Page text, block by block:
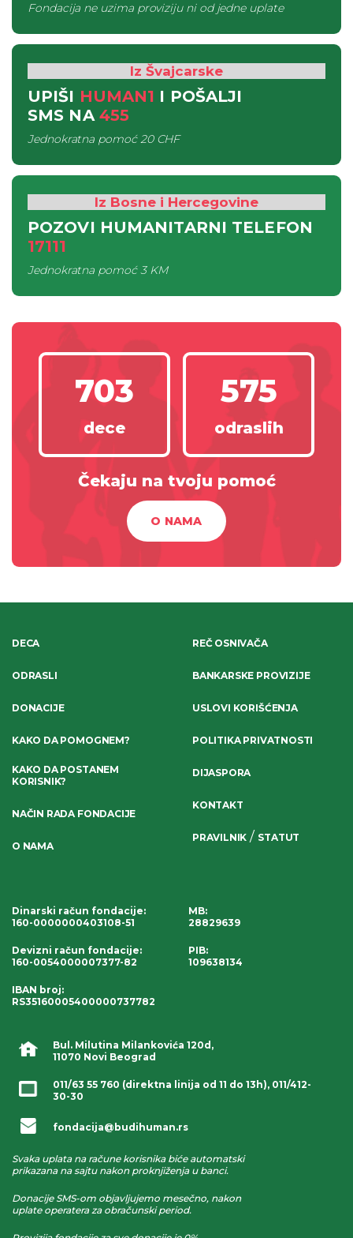
Fondacija ne uzima proviziju ni od jedne uplate
Iz Švajcarske
UPIŠI HUMAN1 I POŠALJI
SMS NA 455
Jednokratna pomoć20 CHF
Iz Bosne i Hercegovine
POZOVI HUMANITARNI TELEFON
17111
Jednokratna pomoć3 KM
703
dece
575
odraslih
Čekaju na tvoju pomoć
O NAMA
Bul. Milutina Milankovića 120d,
11070 Novi Beograd
011/63 55 760 (direktna linija od 11 do 13h), 011/412-
30-30
fondacija@budihuman.rs
Svaka uplata na račune korisnika biće automatski
prikazana na sajtu nakon proknjiženja u banci.
Donacije SMS-om objavljujemo mesečno, nakon
uplate operatera za obračunski period.
DECA
ODRASLI
DONACIJE
KAKO DA POMOGNEM?
KAKO DA POSTANEM
KORISNIK?
NAČIN RADA FONDACIJE
O NAMA
REČ OSNIVAČA
BANKARSKE PROVIZIJE
USLOVI KORIŠĆENJA
POLITIKA PRIVATNOSTI
DIJASPORA
KONTAKT
PRAVILNIK / STATUT
Dinarski račun fondacije:
160-0000000403108-51
Devizni račun fondacije:
160-0054000007377-82
IBAN broj:
RS35160005400000737782
MB:
28829639
PIB:
109638134